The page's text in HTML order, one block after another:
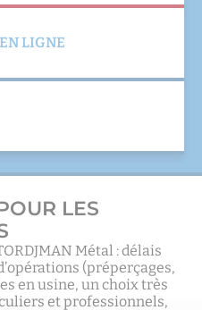
LIGNE
LES
Métal : délais
(préperçages,
en usine, un choix très
et professionnels,